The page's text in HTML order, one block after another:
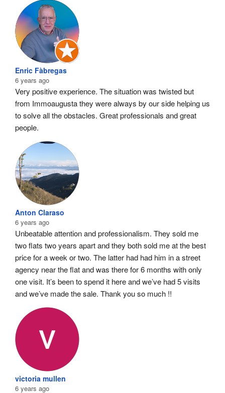
Enric Fàbregas
6 years ago
Very positive experience. The situation was twisted but
from Immoaugusta they were always by our side helping us
to solve all the obstacles. Great professionals and great
people.
Anton Claraso
6 years ago
Unbeatable attention and professionalism. They sold me
two flats two years apart and they both sold me at the best
price for a week or two. The latter had had him in a street
agency near the flat and was there for 6 months with only
one visit. It’s been to spend it here and we’ve had 5 visits
and we’ve made the sale. Thank you so much !!
victoria mullen
6 years ago